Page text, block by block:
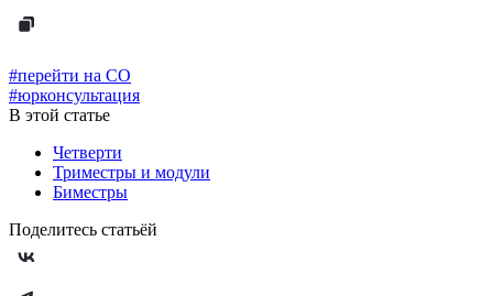
#перейти на СО
#юрконсультация
В этой статье
Четверти
Триместры и модули
Биместры
Поделитесь статьёй